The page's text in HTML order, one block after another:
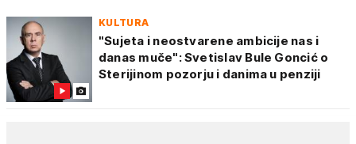
KULTURA
"Sujeta i neostvarene ambicije nas i
danas muče": Svetislav Bule Goncić o
Sterijinom pozorju i danima u penziji